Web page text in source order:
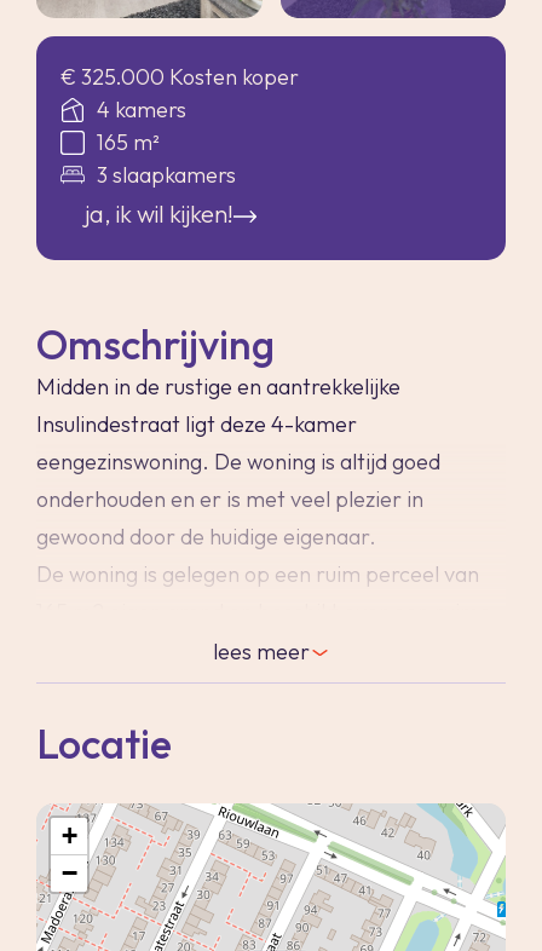
€ 325.000 Kosten koper
4 kamers
165 m²
3 slaapkamers
ja, ik wil kijken!
Omschrijving
Midden in de rustige en aantrekkelijke
Insulindestraat ligt deze 4-kamer
eengezinswoning. De woning is altijd goed
onderhouden en er is met veel plezier in
gewoond door de huidige eigenaar.
De woning is gelegen op een ruim perceel van
voortuin die zorgt voor veel privacy en de zeer
diepe achtertuin is op het zuidoosten gelegen en
heeft door de diepte altijd zon!
De woonkamer heeft een open keuken en grote
raampartij, waardoor dit een lichte ruimte is.
Op de verdieping vind je 3 fijne slaapkamers en
een badkamer. Dit is een huis waar je met
plezier zult wonen!
lees meer
Locatie
+
−